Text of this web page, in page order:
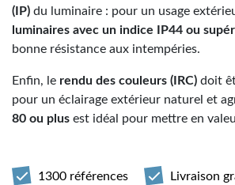
(IP) du luminaire : pour un usage
luminaires avec un indice IP44 ou
bonne résistance aux intempéries.
Enfin, le rendu des couleurs (IRC) doit
pour un éclairage extérieur naturel et
80 ou plus est idéal pour mettre en
1300 références Livraison